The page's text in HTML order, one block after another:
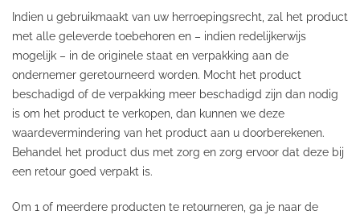
Indien u gebruikmaakt van uw herroepingsrecht, zal het product
met alle geleverde toebehoren en – indien redelijkerwijs
mogelijk – in de originele staat en verpakking aan de
ondernemer geretourneerd worden. Mocht het product
beschadigd of de verpakking meer beschadigd zijn dan nodig
is om het product te verkopen, dan kunnen we deze
waardevermindering van het product aan u doorberekenen.
Behandel het product dus met zorg en zorg ervoor dat deze bij
een retour goed verpakt is.
Om 1 of meerdere producten te retourneren, ga je naar de